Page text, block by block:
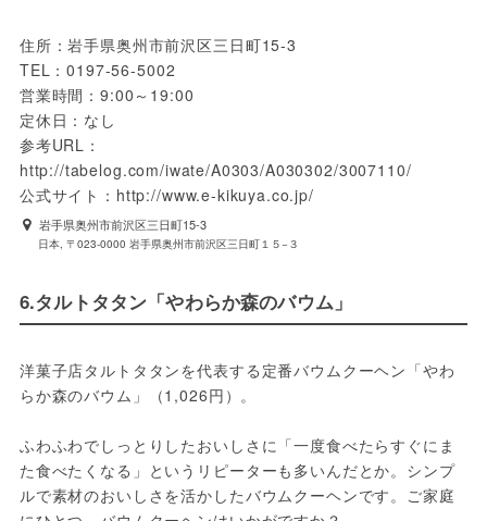
住所：岩手県奥州市前沢区三日町15-3
TEL：0197-56-5002
営業時間：9:00～19:00
定休日：なし
参考URL：
http://tabelog.com/iwate/A0303/A030302/3007110/
公式サイト：http://www.e-kikuya.co.jp/
岩手県奥州市前沢区三日町15-3
日本, 〒023-0000 岩手県奥州市前沢区三日町１５−３
6.タルトタタン「やわらか森のバウム」
洋菓子店タルトタタンを代表する定番バウムクーヘン「やわ
らか森のバウム」（1,026円）。
ふわふわでしっとりしたおいしさに「一度食べたらすぐにま
た食べたくなる」というリピーターも多いんだとか。シンプ
ルで素材のおいしさを活かしたバウムクーヘンです。ご家庭